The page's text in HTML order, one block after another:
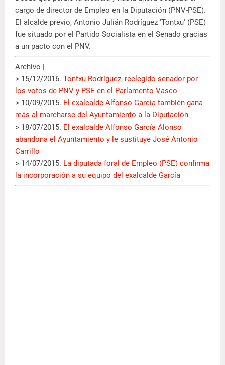
cargo de director de Empleo en la Diputación (PNV-PSE).
El alcalde previo, Antonio Julián Rodríguez 'Tontxu' (PSE)
fue situado por el Partido Socialista en el Senado gracias
a un pacto con el PNV.
Archivo |
> 15/12/2016. Tontxu Rodríguez, reelegido senador por
los votos de PNV y PSE en el Parlamento Vasco
> 10/09/2015. El exalcalde Alfonso García también gana
más al marcharse del Ayuntamiento a la Diputación
> 18/07/2015. El exalcalde Alfonso García Alonso
abandona el Ayuntamiento y le sustituye José Antonio
Carrillo
> 14/07/2015. La diputada foral de Empleo (PSE) confirma
la incorporación a su equipo del exalcalde García